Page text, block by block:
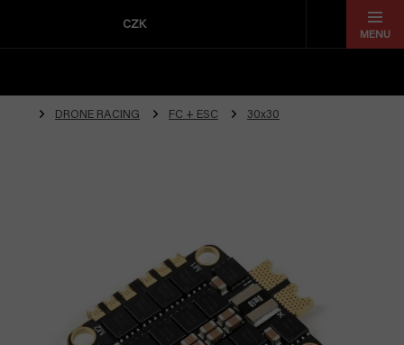
CZK
DRONE RACING FC + ESC 30x30